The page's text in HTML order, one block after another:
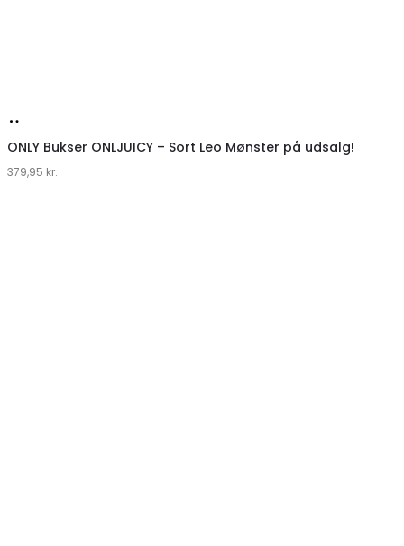
hos
Klædeskabet.dk
ONLY Bukser ONLJUICY – Sort Leo Mønster på udsalg!
379,95 kr.